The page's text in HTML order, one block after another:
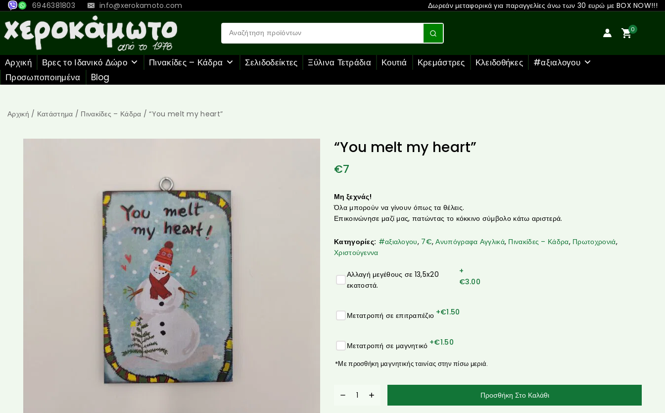
6946381803 info@xerokamoto.com Δωρεάν μεταφορικά για παραγγελίες άνω των 30 ευρώ με BOX NOW!!!
0
Αρχική Βρες το Ιδανικό Δώρο Πινακίδες – Κάδρα Σελιδοδείκτες Ξύλινα Τετράδια Κουτιά Κρεμάστρες Κλειδοθήκες
#αξιαλογου
Προσωποποιημένα
Blog
Αρχική / Κατάστημα / Πινακίδες – Κάδρα / “You melt my heart”
“You melt my heart”
€7
Μη ξεχνάς!
Όλα μπορούν να γίνουν όπως τα θέλεις.
Επικοινώνησε μαζί μας, πατώντας το κόκκινο σύμβολο κάτω αριστερά.
Κατηγορίες: #αξιαλογου, 7€,Ανυπόγραφα Αγγλικά, Πινακίδες – Κάδρα, Πρωτοχρονιά,
Χριστούγεννα
Αλλαγή μεγέθους σε 13,5x20
εκατοστά.
+
€3.00
Μετατροπή σε επιτραπέζιο +€1.50
Μετατροπή σε μαγνητικό +€1.50
*Με προσθήκη μαγνητικής ταινίας στην πίσω μεριά.
Προσθήκη Στο Καλάθι